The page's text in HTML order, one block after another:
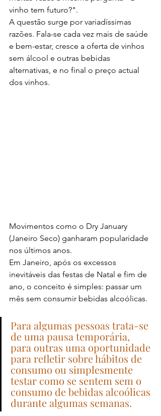
vinho tem futuro?".
A questão surge por variadíssimas
razões. Fala-se cada vez mais de saúde
e bem-estar, cresce a oferta de vinhos
sem álcool e outras bebidas
alternativas, e no final o preço actual
dos vinhos.
Movimentos como o Dry January
(Janeiro Seco) ganharam popularidade
nos últimos anos.
Em Janeiro, após os excessos
inevitáveis das festas de Natal e fim de
ano, o conceito é simples: passar um
mês sem consumir bebidas alcoólicas.
Para algumas pessoas trata-se
de uma pausa temporária,
para outras uma oportunidade
para refletir sobre hábitos de
consumo ou simplesmente
testar como se sentem sem o
consumo de bebidas alcoólicas
durante algumas semanas.